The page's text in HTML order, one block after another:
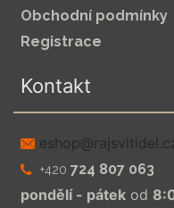
Obchodní podmínky
Registrace
Kontakt
+420 724 807 063
pondělí - pátek od